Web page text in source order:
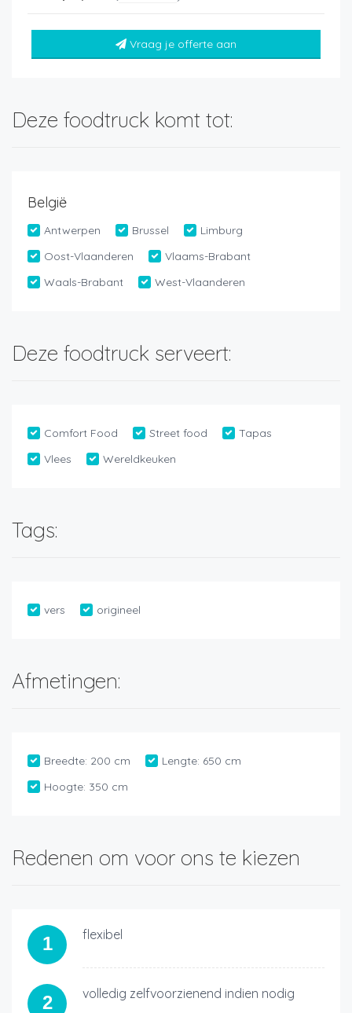
Vraag je offerte aan
Deze foodtruck komt tot:
België
Antwerpen Brussel
Limburg
Oost-Vlaanderen
Vlaams-Brabant
Waals-Brabant
West-Vlaanderen
Deze foodtruck serveert:
Comfort Food Street food
Tapas
Vlees
Wereldkeuken
Tags:
vers origineel
Afmetingen:
Breedte: 200 cm Lengte: 650 cm
Hoogte: 350 cm
Redenen om voor ons te kiezen
1 flexibel
2 volledig zelfvoorzienend indien nodig